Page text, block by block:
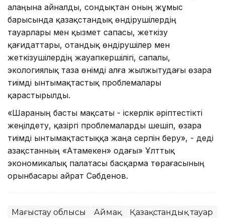
алаңына айналды, сондықтан оның жұмыс
барысында қазақстандық өндірушілердің
тауарлары мен қызмет сапасы, жеткізу
қағидаттары, отандық өндірушілер мен
жеткізушілердің жауапкершілігі, сапалы,
экологиялық таза өнімді алға жылжытудағы өзара
тиімді ынтымақтастық проблемалары
қарастырылды.
«Шараның басты мақсаты - іскерлік әріптестікті
жеңілдету, қазіргі проблемаларды шешіп, өзара
тиімді ынтымақтастыққа жаңа серпін беру», - деді
Қазақстанның «Атамекен» одағы» Ұлттық
экономикалық палатасы басқарма төрағасының
орынбасары Қайрат Сәбденов.
Маңғыстау облысы Аймақ Қазақстандық тауар